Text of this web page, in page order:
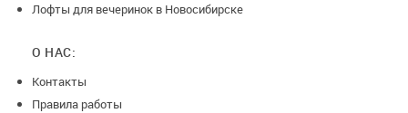
Лофты для вечеринок в Новосибирске
О НАС:
Контакты
Правила работы